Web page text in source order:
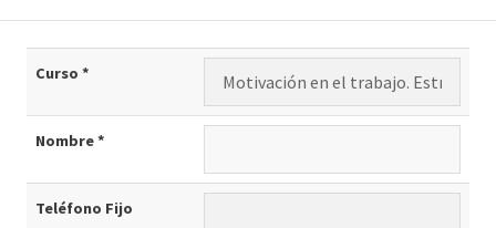
Curso *
Nombre *
Teléfono Fijo